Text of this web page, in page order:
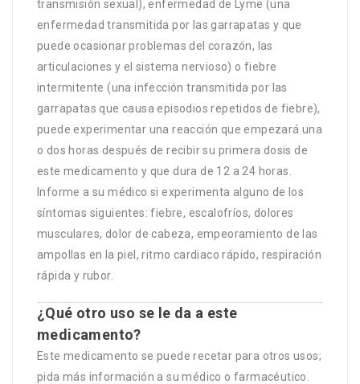
transmisión sexual), enfermedad de Lyme (una
enfermedad transmitida por las garrapatas y que
puede ocasionar problemas del corazón, las
articulaciones y el sistema nervioso) o fiebre
intermitente (una infección transmitida por las
garrapatas que causa episodios repetidos de fiebre),
puede experimentar una reacción que empezará una
o dos horas después de recibir su primera dosis de
este medicamento y que dura de 12 a 24 horas.
Informe a su médico si experimenta alguno de los
síntomas siguientes: fiebre, escalofríos, dolores
musculares, dolor de cabeza, empeoramiento de las
ampollas en la piel, ritmo cardiaco rápido, respiración
rápida y rubor.
¿Qué otro uso se le da a este
medicamento?
Este medicamento se puede recetar para otros usos;
pida más información a su médico o farmacéutico.